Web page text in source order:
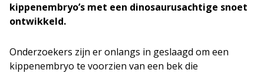
kippenembryo’s met een dinosaurusachtige snoet
ontwikkeld.
Onderzoekers zijn er onlangs in geslaagd om een
kippenembryo te voorzien van een bek die